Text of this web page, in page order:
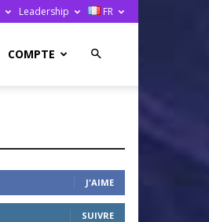
Leadership FR
COMPTE
J'AIME
SUIVRE